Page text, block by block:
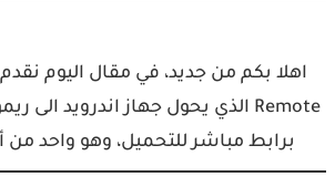
برابط مباشر للتحميل، وهو واحد